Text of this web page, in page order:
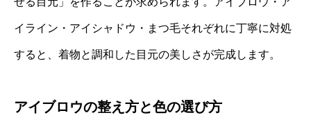
イライン・アイシャドウ・まつ毛それぞれに丁寧に対処
すると、着物と調和した目元の美しさが完成します。
アイブロウの整え方と色の選び方